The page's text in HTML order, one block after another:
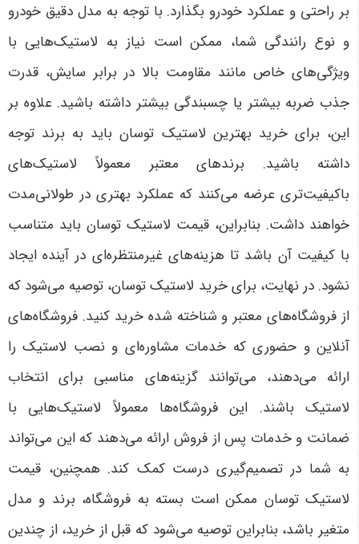
بر راحتی و عملکرد خودرو بگذارد. با توجه به مدل دقیق خودرو
و نوع رانندگی شما، ممکن است نیاز به لاستیک‌هایی با
ویژگی‌های خاص مانند مقاومت بالا در برابر سایش، قدرت
جذب ضربه بیشتر یا چسبندگی بیشتر داشته باشید. علاوه بر
این، برای خرید بهترین لاستیک توسان باید به برند توجه
داشته باشید. برندهای معتبر معمولاً لاستیک‌های
باکیفیت‌تری عرضه می‌کنند که عملکرد بهتری در طولانی‌مدت
خواهند داشت. بنابراین، قیمت لاستیک توسان باید متناسب
با کیفیت آن باشد تا هزینه‌های غیرمنتظره‌ای در آینده ایجاد
نشود. در نهایت، برای خرید لاستیک توسان، توصیه می‌شود که
از فروشگاه‌های معتبر و شناخته شده خرید کنید. فروشگاه‌های
آنلاین و حضوری که خدمات مشاوره‌ای و نصب لاستیک را
ارائه می‌دهند، می‌توانند گزینه‌های مناسبی برای انتخاب
لاستیک باشند. این فروشگاه‌ها معمولاً لاستیک‌هایی با
ضمانت و خدمات پس از فروش ارائه می‌دهند که این می‌تواند
به شما در تصمیم‌گیری درست کمک کند. همچنین، قیمت
لاستیک توسان ممکن است بسته به فروشگاه، برند و مدل
متغیر باشد، بنابراین توصیه می‌شود که قبل از خرید، از چندین